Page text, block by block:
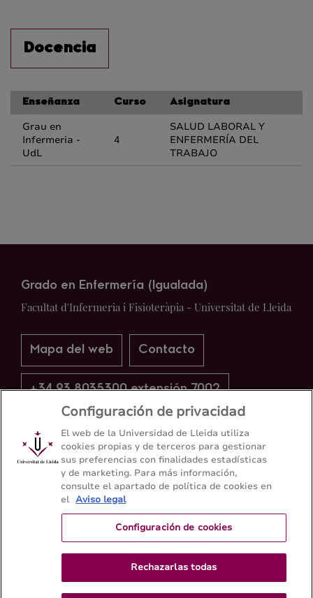
Docencia
Enseñanza Curso Asignatura
Grau en
Infermeria -
UdL
4
SALUD LABORAL Y
ENFERMERÍA DEL
TRABAJO
Grado en Enfermería (Igualada)
Facultat d'Infermeria i Fisioteràpia - Universitat de Lleida
Mapa del web Contacto
+34 93 8035300 extensión 7002
Configuración de privacidad
El web de la Universidad de Lleida utiliza
cookies propias y de terceros para gestionar
sus preferencias con finalidades estadísticas
y de marketing. Para más información,
consulte el apartado de política de cookies en
el Aviso legal
Configuración de cookies
Rechazarlas todas